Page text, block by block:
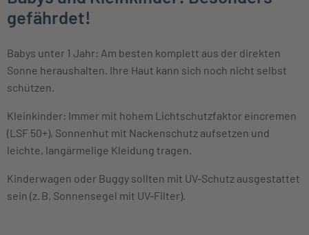
gefährdet!
Babys unter 1 Jahr: Am besten komplett aus der direkten
Sonne heraushalten. Ihre Haut kann sich noch nicht selbst
schützen.
Kleinkinder: Immer mit hohem Lichtschutzfaktor eincremen
(LSF 50+), Sonnenhut mit Nackenschutz aufsetzen und
leichte, langärmelige Kleidung tragen.
Kinderwagen oder Buggy sollten mit UV-Schutz ausgestattet
sein (z. B. Sonnensegel mit UV-Filter).